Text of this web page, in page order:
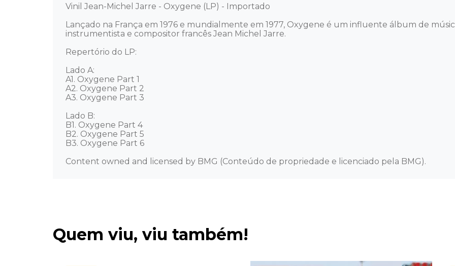
Vinil Jean-Michel Jarre - Oxygene (LP) - Importado
Lançado na França em 1976 e mundialmente em 1977, Oxygene é um influente álbum de
instrumentista e compositor francês Jean Michel Jarre.
Repertório do LP:
Lado A:
A1. Oxygene Part 1
A2. Oxygene Part 2
A3. Oxygene Part 3
Lado B:
B1. Oxygene Part 4
B2. Oxygene Part 5
B3. Oxygene Part 6
Content owned and licensed by BMG (Conteúdo de propriedade e licenciado pela BMG).
Quem viu, viu também!